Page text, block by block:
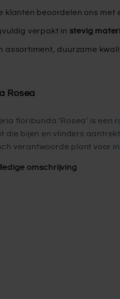
klanten beoordelen ons met
verpakt in stevig
assortiment, duurzame
Rosea
floribunda 'Rosea' is een
die bijen en vlinders
verantwoorde plant voor in
omschrijving